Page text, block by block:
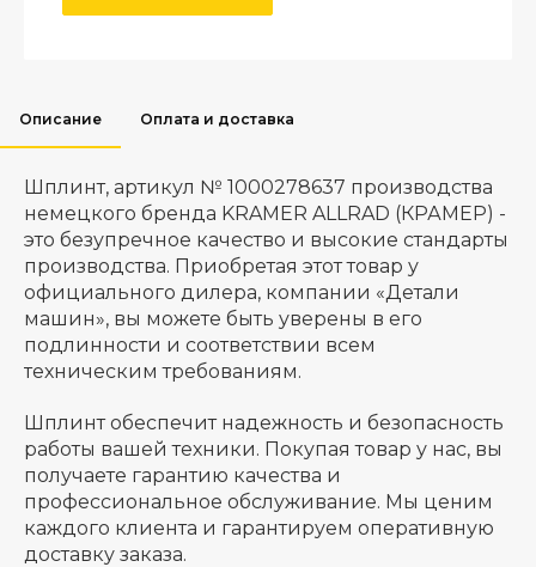
Описание Оплата и доставка
Шплинт, артикул № 1000278637 производства
немецкого бренда KRAMER ALLRAD (КРАМЕР) -
это безупречное качество и высокие стандарты
производства. Приобретая этот товар у
официального дилера, компании «Детали
машин», вы можете быть уверены в его
подлинности и соответствии всем
техническим требованиям.
Шплинт обеспечит надежность и безопасность
работы вашей техники. Покупая товар у нас, вы
получаете гарантию качества и
профессиональное обслуживание. Мы ценим
каждого клиента и гарантируем оперативную
доставку заказа.